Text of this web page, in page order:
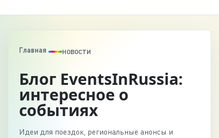
Главная НОВОСТИ
Блог EventsInRussia:
интересное о
событиях
Идеи для поездок, региональные анонсы и